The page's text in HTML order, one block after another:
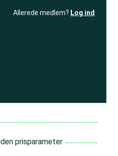
Allerede medlem? Log ind
prisparameter